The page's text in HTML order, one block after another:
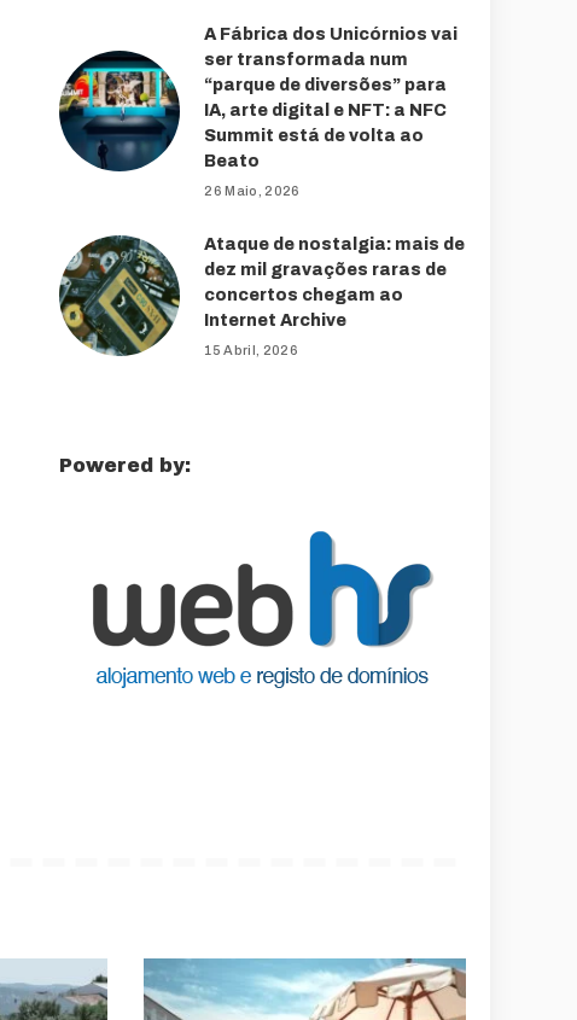
A Fábrica dos Unicórnios vai
ser transformada num
“parque de diversões” para
IA, arte digital e NFT: a NFC
Summit está de volta ao
Beato
26 Maio, 2026
Ataque de nostalgia: mais de
dez mil gravações raras de
concertos chegam ao
Internet Archive
15 Abril, 2026
Powered by: